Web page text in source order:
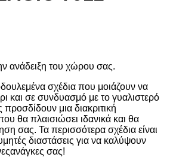
ανάδειξη του χώρου σας.
σχέδια που μοιάζουν να
και σε συνδυασμό με το γυαλιστερό
μια διακριτική
θα πλαισιώσει ιδανικά και θα
σας. Τα περισσότερα σχέδια είναι
διαστάσεις για να καλύψουν
σας!